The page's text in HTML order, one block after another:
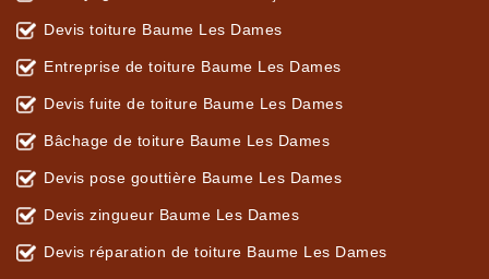
Devis toiture Baume Les Dames
Entreprise de toiture Baume Les Dames
Devis fuite de toiture Baume Les Dames
Bâchage de toiture Baume Les Dames
Devis pose gouttière Baume Les Dames
Devis zingueur Baume Les Dames
Devis réparation de toiture Baume Les Dames